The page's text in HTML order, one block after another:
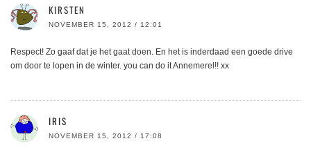
KIRSTEN
NOVEMBER 15, 2012 / 12:01
Respect! Zo gaaf dat je het gaat doen. En het is inderdaad een goede drive
om door te lopen in de winter. you can do it Annemerel!! xx
IRIS
NOVEMBER 15, 2012 / 17:08